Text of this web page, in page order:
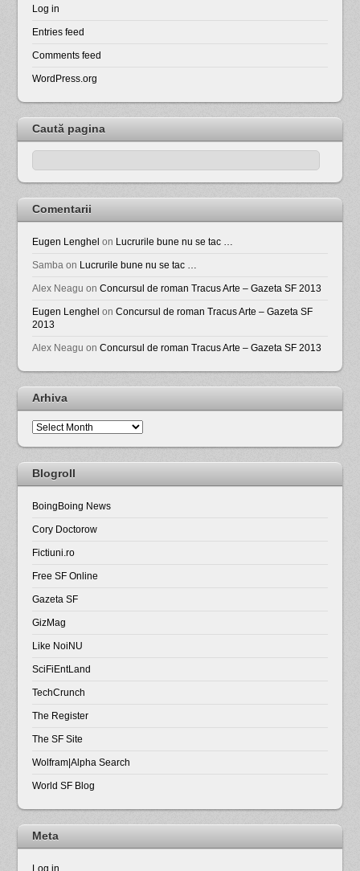
Log in
Entries feed
Comments feed
WordPress.org
Caută pagina
Comentarii
Eugen Lenghel on Lucrurile bune nu se tac …
Samba on Lucrurile bune nu se tac …
Alex Neagu onConcursul de roman Tracus Arte – Gazeta SF 2013
Eugen Lenghel onConcursul de roman Tracus Arte – Gazeta SF
2013
Alex Neagu onConcursul de roman Tracus Arte – Gazeta SF 2013
Arhiva
Arhiva
Blogroll
BoingBoing News
Cory Doctorow
Fictiuni.ro
Free SF Online
Gazeta SF
GizMag
Like NoiNU
SciFiEntLand
TechCrunch
The Register
The SF Site
Wolfram|Alpha Search
World SF Blog
Meta
Log in